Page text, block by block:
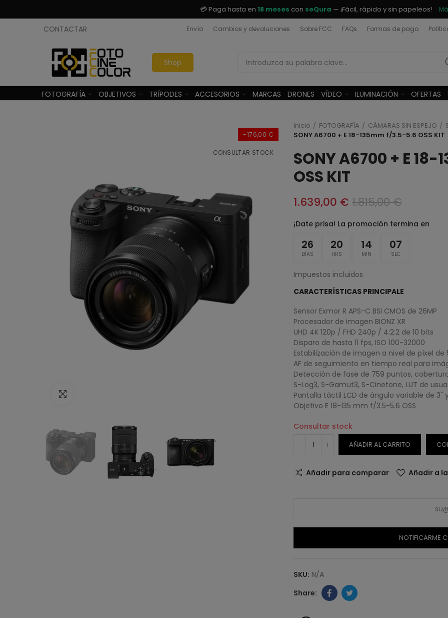
💳 Paga hasta en 18 meses con seQura — ¡Fácil, rápido y sin papeleos!
CONTACTAR Envío Cambios y devoluciones Sobre FCC FAQs Formas de pago
Shop
FOTOGRAFÍA OBJETIVOS TRÍPODES ACCESORIOS MARCAS DRONES VÍDEO ILUMINACIÓN OFERTAS
-176,00 €
CONSULTAR STOCK
Inicio FOTOGRAFÍA CÁMARAS SIN ESPEJO
SONY A6700 + E 18-135mm f/3.5-5.6 OSS KIT
SONY A6700 + E
OSS KIT
1.639,00 € 1.815,00 €
¡Date prisa! La promoción termina en
26
DÍAS
20
HRS
14
MIN
06
SEC
Impuestos incluidos
CARACTERÍSTICAS PRINCIPALE
Sensor Exmor R APS-C BSI CMOS de 26MP
Procesador de imagen BIONZ XR
UHD 4K 120p / FHD 240p / 4:2:2 de 10 bits
Disparo de hasta 11 fps, ISO 100-32000
Estabilización de imagen a nivel de píxel de
AF de seguimiento en tiempo real para
Detección de fase de 759 puntos,
S-Log3, S-Gamut3, S-Cinetone, LUT de
Pantalla táctil LCD de ángulo variable de 3"
Objetivo E 18-135 mm f/3.5-5.6 OSS
Consultar stock
AÑADIR AL CARRITO
Añadir para comparar Añadir a
NOTIFICARME
SKU: N/A